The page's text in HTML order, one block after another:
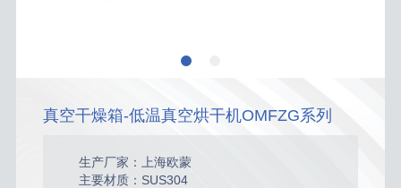
真空干燥箱-低温真空烘干机OMFZG系列
生产厂家：上海欧蒙
主要材质：SUS304